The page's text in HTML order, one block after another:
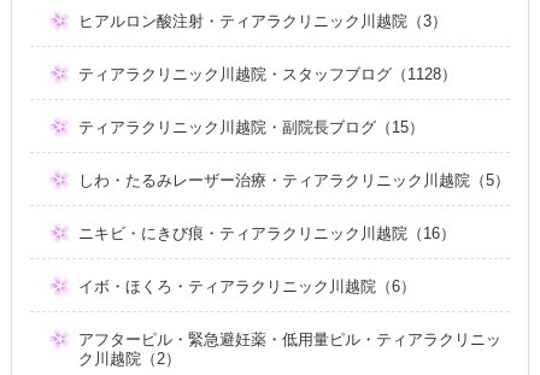
ヒアルロン酸注射・ティアラクリニック川越院（3）
ティアラクリニック川越院・スタッフブログ（1128）
ティアラクリニック川越院・副院長ブログ（15）
しわ・たるみレーザー治療・ティアラクリニック川越院（5）
ニキビ・にきび痕・ティアラクリニック川越院（16）
イボ・ほくろ・ティアラクリニック川越院（6）
アフターピル・緊急避妊薬・低用量ピル・ティアラクリニッ
ク川越院（2）